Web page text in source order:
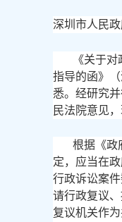
深圳市人民政
《关于
指导的函》
悉。经研究
民法院意见，
根据《政
定，应当在
行政诉讼案
请行政复议
复议机关作